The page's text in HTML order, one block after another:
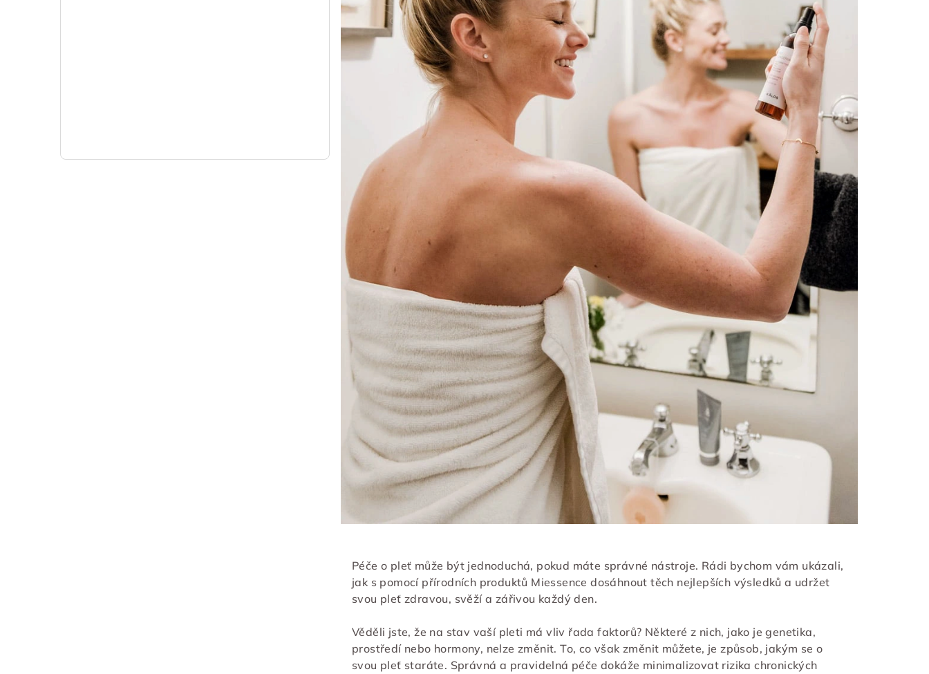
Péče o pleť může být jednoduchá, pokud máte správné nástroje. Rádi bychom vám ukázali,
jak s pomocí přírodních produktů Miessence dosáhnout těch nejlepších výsledků a udržet
svou pleť zdravou, svěží a zářivou každý den.
Věděli jste, že na stav vaší pleti má vliv řada faktorů? Některé z nich, jako je genetika,
prostředí nebo hormony, nelze změnit. To, co však změnit můžete, je způsob, jakým se o
svou pleť staráte. Správná a pravidelná péče dokáže minimalizovat rizika chronických